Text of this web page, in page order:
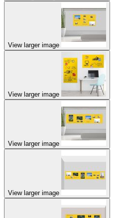
View larger image
View larger image
View larger image
View larger image